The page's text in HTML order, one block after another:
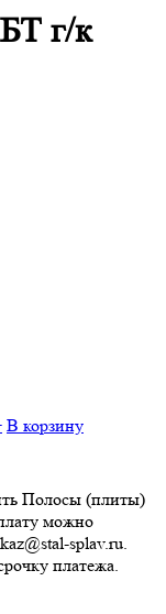
г/к
В корзину
Полосы (плиты)
можно
splav.ru.
платежа.